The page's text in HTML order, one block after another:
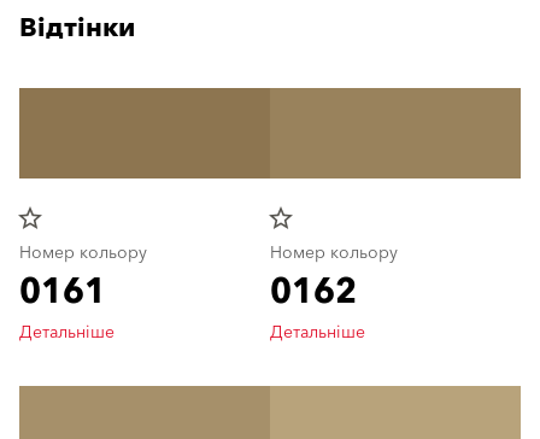
Відтінки
star_border
Номер кольору
0161
Детальніше
star_border
Номер кольору
0162
Детальніше